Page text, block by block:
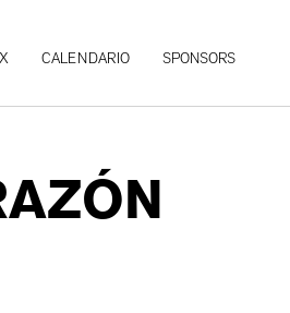
CALENDARIO SPONSORS